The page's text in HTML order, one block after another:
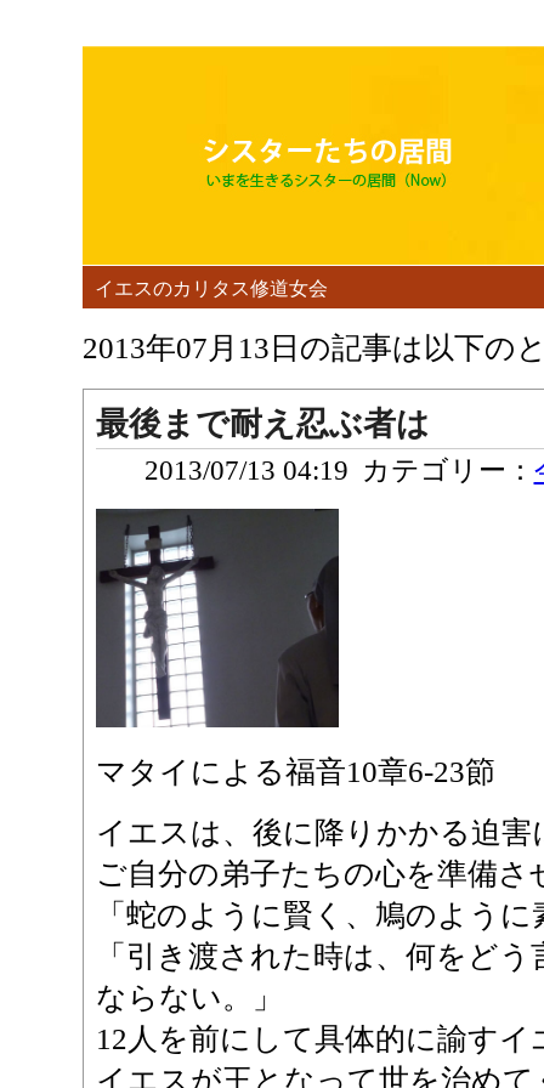
イエスのカリタス修道女会
2013年07月13日の記事は以下の
最後まで耐え忍ぶ者は
2013/07/13 04:19 カテゴリー：
マタイによる福音10章6‐23節
イエスは、後に降りかかる迫害
ご自分の弟子たちの心を準備さ
「蛇のように賢く、鳩のよう
「引き渡された時は、何をど
ならない。」
12人を前にして具体的に諭す
イエスが王となって世を治め